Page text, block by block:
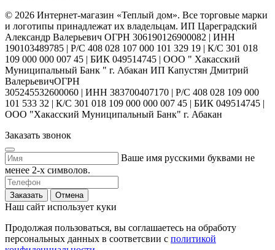
© 2026 Интернет-магазин «Теплый дом». Все торговые марки
и логотипы принадлежат их владельцам. ИП Цареградский
Александр Валерьевич ОГРН 306190126900082 | ИНН
190103489785 | Р/С 408 028 107 000 101 329 19 | К/С 301 018
109 000 000 007 45 | БИК 049514745 | ООО " Хакасский
Муниципальный Банк " г. Абакан ИП Капустян Дмитрий
ВалерьевичОГРН
305245532600060 | ИНН 383700407170 | Р/С 408 028 109 000
101 533 32 | К/С 301 018 109 000 000 007 45 | БИК 049514745 |
ООО "Хакасский Муниципальный Банк" г. Абакан
Заказать звонок
Ваше имя русскими буквами не
менее 2-х символов.
Заказать Отмена
Наш сайт использует куки
Продолжая пользоваться, вы соглашаетесь на обработу
персональных данных в соответсвии с политикой